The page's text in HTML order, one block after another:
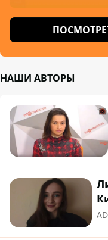
НАШИ АВТОРЫ